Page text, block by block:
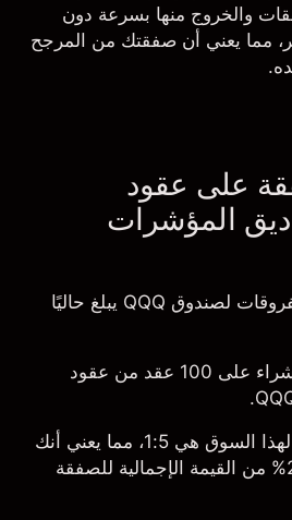
والخروج منها بسرعة دون
مما يعني أن صفقتك من المرجح
على عقود
المؤشرات
لنفترض أن سعر عقد الفروقات لصندوق QQQ يبلغ حاليًا
وقررت أنت فتح صفقة شراء على 100 عقد من عقود
الرافعة المالية القياسية لهذا السوق هي 1:5، مما يعني أنك
تحتاج فقط إلى إيداع 20% من القيمة الإجمالية للصفقة